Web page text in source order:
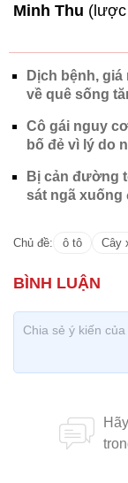
Minh Thu (lược
Dịch bệnh,
về quê sống
Cô gái nguy
bố đẻ vì lý do
Bị cản đường
sát ngã xuống
Chủ đề: ô tô Cây